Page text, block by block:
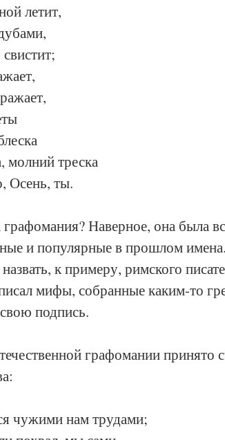
летит,
молний треска
Осень, ты.
Наверное, она была
и популярные в прошлом
к примеру, римского
мифы, собранные каким-то
подпись.
графомании принято
чужими нам трудами;